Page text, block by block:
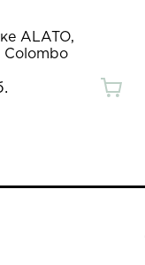
ALATO,
Colombo